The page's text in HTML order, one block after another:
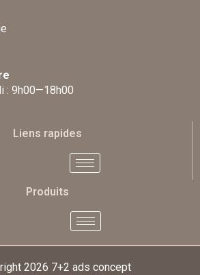
: 9h00—18h00
Liens rapides
Produits
2026 7+2 ads concept